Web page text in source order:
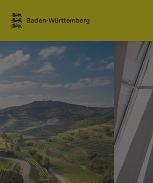
Zum Inhalt springen
Link zur Startseite